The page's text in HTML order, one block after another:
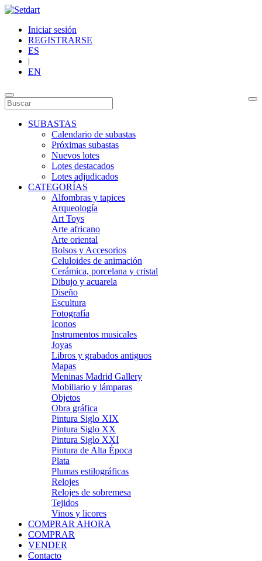
Iniciar sesión
REGISTRARSE
ES
|
EN
SUBASTAS
Calendario de subastas
Próximas subastas
Nuevos lotes
Lotes destacados
Lotes adjudicados
CATEGORÍAS
Alfombras y tapices
Arqueología
Art Toys
Arte africano
Arte oriental
Bolsos y Accesorios
Celuloides de animación
Cerámica, porcelana y cristal
Dibujo y acuarela
Diseño
Escultura
Fotografía
Iconos
Instrumentos musicales
Joyas
Libros y grabados antiguos
Mapas
Meninas Madrid Gallery
Mobiliario y lámparas
Objetos
Obra gráfica
Pintura Siglo XIX
Pintura Siglo XX
Pintura Siglo XXI
Pintura de Alta Época
Plata
Plumas estilográficas
Relojes
Relojes de sobremesa
Tejidos
Vinos y licores
COMPRAR AHORA
COMPRAR
VENDER
Contacto